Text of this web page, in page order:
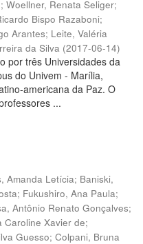
; Woellner, Renata Seliger;
Bispo Razaboni;
Arantes; Leite, Valéria
da Silva (2017-06-14)
por três Universidades da
do Univem - Marília,
americana da Paz. O
...
Amanda Letícia; Baniski,
; Fukushiro, Ana Paula;
Antônio Renato Gonçalves;
Caroline Xavier de;
Guesso; Colpani, Bruna